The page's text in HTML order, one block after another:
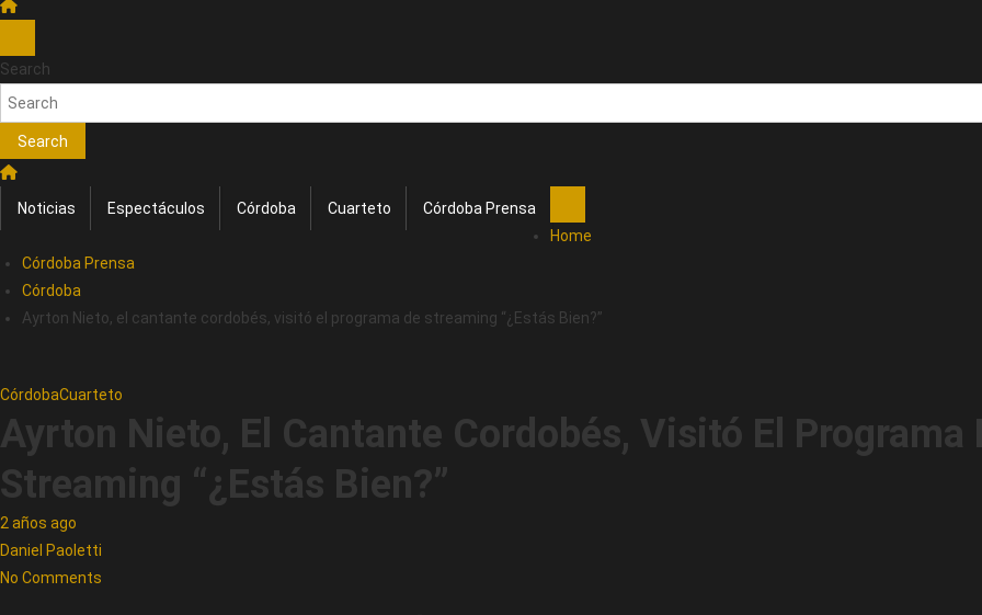
Search
Search
Noticias Espectáculos Córdoba Cuarteto
Córdoba Prensa
Home
Córdoba Prensa
Córdoba
Ayrton Nieto, el cantante cordobés, visitó el programa de streaming “¿Estás Bien?”
CórdobaCuarteto
Ayrton Nieto, El Cantante Cordobés, Visitó El Programa
Streaming “¿Estás Bien?”
2 años ago
Daniel Paoletti
No Comments